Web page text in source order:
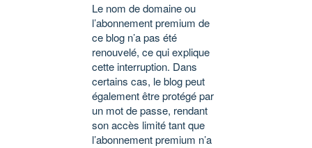
Le nom de domaine ou
l’abonnement premium de
ce blog n’a pas été
renouvelé, ce qui explique
cette interruption. Dans
certains cas, le blog peut
également être protégé par
un mot de passe, rendant
son accès limité tant que
l’abonnement premium n’a